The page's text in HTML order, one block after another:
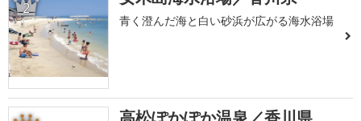
2
青く澄んだ海と白い砂浜が広がる海水浴場